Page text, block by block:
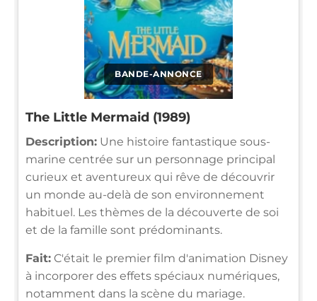
BANDE-ANNONCE
The Little Mermaid (1989)
Description: Une histoire fantastique sous-
marine centrée sur un personnage principal
curieux et aventureux qui rêve de découvrir
un monde au-delà de son environnement
habituel. Les thèmes de la découverte de soi
et de la famille sont prédominants.
Fait: C'était le premier film d'animation Disney
à incorporer des effets spéciaux numériques,
notamment dans la scène du mariage.